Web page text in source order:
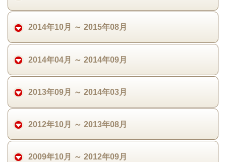
2014年10月 ～ 2015年08月
2014年04月 ～ 2014年09月
2013年09月 ～ 2014年03月
2012年10月 ～ 2013年08月
2009年10月 ～ 2012年09月